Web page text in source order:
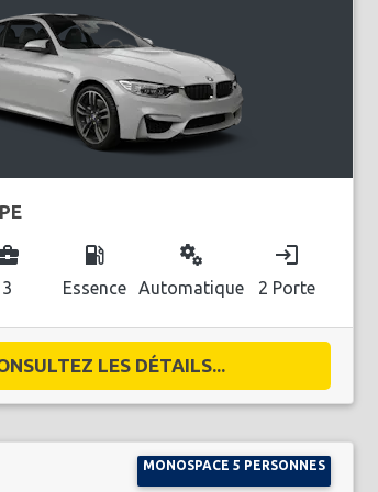
3
local_gas_station
Essence
miscellaneous_services
Automatique
login
2 Porte
LES DÉTAILS...
MONOSPACE 5 PERSONNES